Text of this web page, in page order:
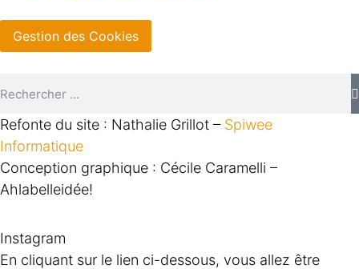
Gestion des Cookies
Refonte du site : Nathalie Grillot – Spiwee
Informatique
Conception graphique : Cécile Caramelli –
Ahlabelleidée!
Instagram
En cliquant sur le lien ci-dessous, vous allez être